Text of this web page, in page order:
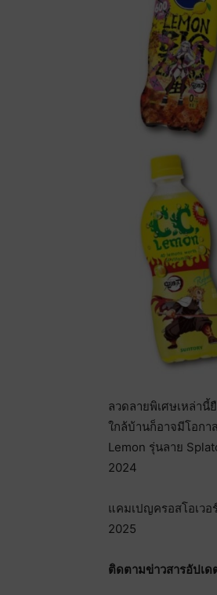
ลวดลายพิเศษเหล่า
ใกล้บ้านก็อาจมีโอกา
Lemon รุ่นลาย
2024
แคมเปญครอสโอเวอ
2025
ติดตามข่าวสารอัปเด